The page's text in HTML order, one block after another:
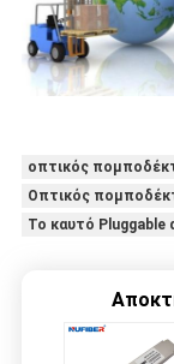
οπτικός
Οπτικός
Το καυτό Pluggable